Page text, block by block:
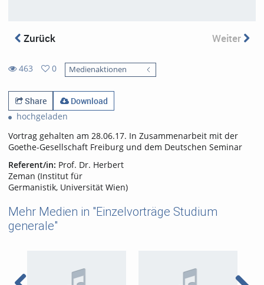
Zurück Weiter
463
views
0
favorites
Medienaktionen
Share
Download
hochgeladen
Vortrag gehalten am 28.06.17. In Zusammenarbeit mit der
Goethe-Gesellschaft Freiburg und dem Deutschen Seminar
Referent/in: Prof. Dr. Herbert
Zeman (Institut für
Germanistik, Universität Wien)
Mehr Medien in "Einzelvorträge Studium
generale"